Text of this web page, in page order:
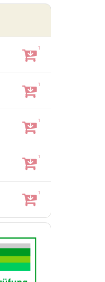
1
1
1
1
1